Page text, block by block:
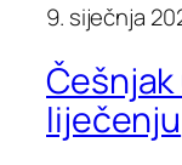
9. siječnja
liječenju